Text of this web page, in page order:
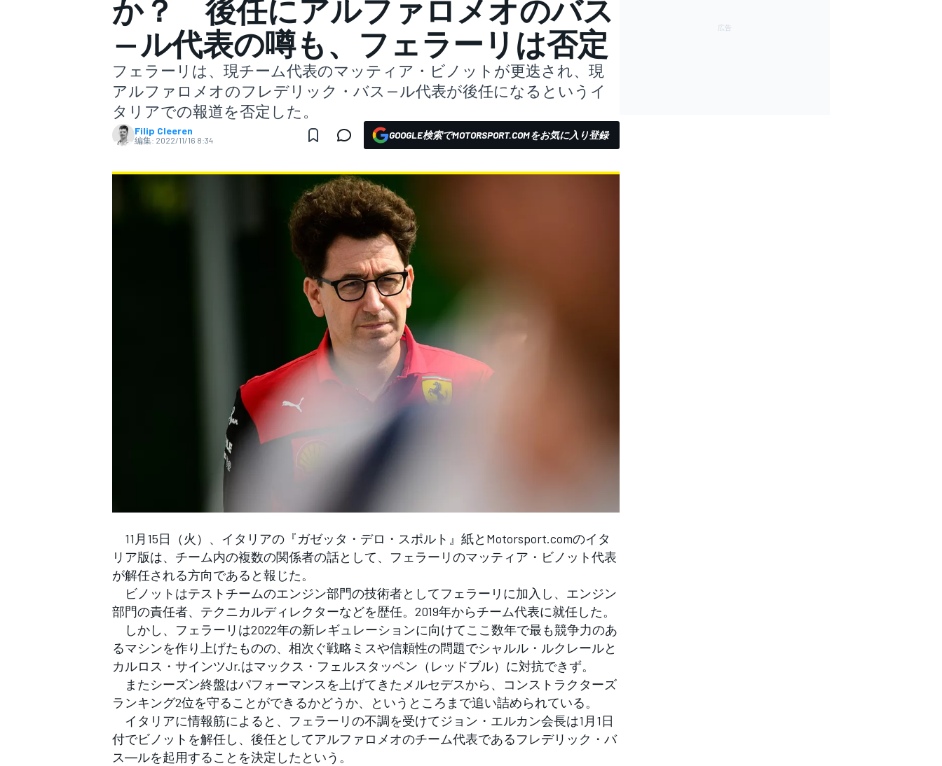
スーパーフォーミュラ
フォーミュラE
か？ 後任にアルファロメオのバス
―ル代表の噂も、フェラーリは否定
フェラーリは、現チーム代表のマッティア・ビノットが更迭され、現
アルファロメオのフレデリック・バス―ル代表が後任になるというイ
タリアでの報道を否定した。
Filip Cleeren
編集: 2022/11/16 8:34 GOOGLE検索でMOTORSPORT.COMをお気に入り登録
11月15日（火）、イタリアの『ガゼッタ・デロ・スポルト』紙とMotorsport.comのイタ
リア版は、チーム内の複数の関係者の話として、フェラーリのマッティア・ビノット代表
が解任される方向であると報じた。
ビノットはテストチームのエンジン部門の技術者としてフェラーリに加入し、エンジン
部門の責任者、テクニカルディレクターなどを歴任。2019年からチーム代表に就任した。
しかし、フェラーリは2022年の新レギュレーションに向けてここ数年で最も競争力のあ
るマシンを作り上げたものの、相次ぐ戦略ミスや信頼性の問題でシャルル・ルクレールと
カルロス・サインツJr.はマックス・フェルスタッペン（レッドブル）に対抗できず。
またシーズン終盤はパフォーマンスを上げてきたメルセデスから、コンストラクターズ
ランキング2位を守ることができるかどうか、というところまで追い詰められている。
イタリアに情報筋によると、フェラーリの不調を受けてジョン・エルカン会長は1月1日
付でビノットを解任し、後任としてアルファロメオのチーム代表であるフレデリック・バ
ス―ルを起用することを決定したという。